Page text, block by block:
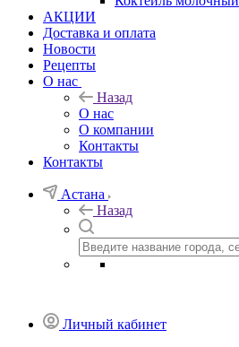
АКЦИИ
Доставка и оплата
Новости
Рецепты
О нас
Назад
О нас
О компании
Контакты
Контакты
Астана
Назад
Личный кабинет